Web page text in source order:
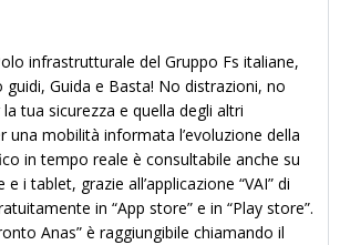
infrastrutturale del Gruppo Fs italiane,
guidi, Guida e Basta! No distrazioni, no
tua sicurezza e quella degli altri
una mobilità informata l’evoluzione della
in tempo reale è consultabile anche su
i tablet, grazie all’applicazione “VAI” di
in “App store” e in “Play store”.
Anas” è raggiungibile chiamando il